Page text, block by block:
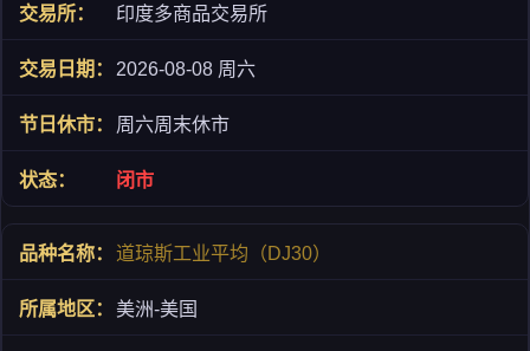
印度多商品交易所
2026-08-08 周六
周六周末休市
闭市
道琼斯工业平均（DJ30）
美洲-美国